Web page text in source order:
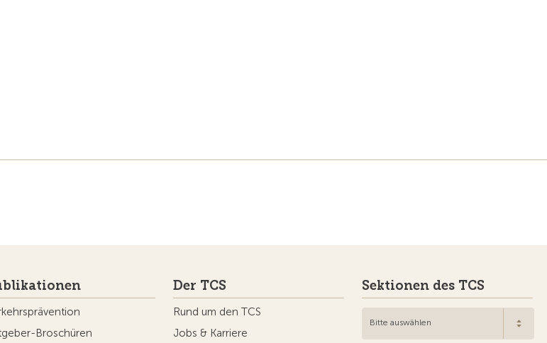
Broschüren
Der TCS
Rund um den TCS
Jobs & Karriere
Sektionen des TCS
Bitte auswählen